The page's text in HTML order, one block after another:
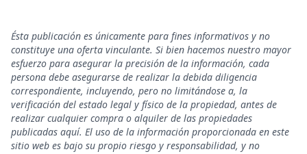
Ésta publicación es únicamente para fines informativos y no
constituye una oferta vinculante. Si bien hacemos nuestro mayor
esfuerzo para asegurar la precisión de la información, cada
persona debe asegurarse de realizar la debida diligencia
correspondiente, incluyendo, pero no limitándose a, la
verificación del estado legal y físico de la propiedad, antes de
realizar cualquier compra o alquiler de las propiedades
publicadas aquí. El uso de la información proporcionada en este
sitio web es bajo su propio riesgo y responsabilidad, y no